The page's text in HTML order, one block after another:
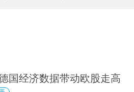
国经济数据带动欧股走高